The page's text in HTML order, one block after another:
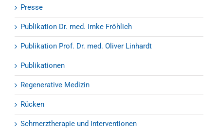
Presse
Publikation Dr. med. Imke Fröhlich
Publikation Prof. Dr. med. Oliver Linhardt
Publikationen
Regenerative Medizin
Rücken
Schmerztherapie und Interventionen